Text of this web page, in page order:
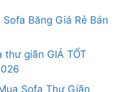
Băng Giá Rẻ Bán
thư giãn GIÁ TỐT
Sofa Thư Giãn